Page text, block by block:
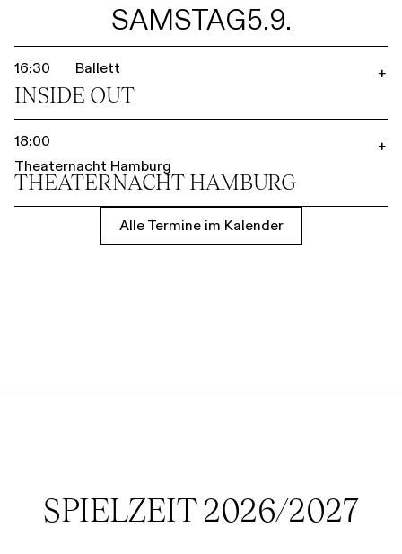
SAMSTAG5.9.
16:30 Ballett
INSIDE OUT
+
18:00
Theaternacht Hamburg
THEATER­NACHT HAMBURG
+
Alle Termine im Kalender
SPIELZEIT 2026/2027